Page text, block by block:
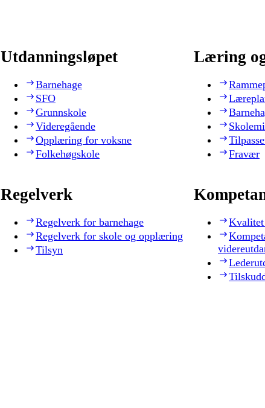
Utdanningsløpet
Barnehage
SFO
Grunnskole
Videregående
Opplæring for voksne
Folkehøgskole
Læring
Fravær
Regelverk
Regelverk for barnehage
Regelverk for skole og opplæring
Tilsyn
Kvalitet